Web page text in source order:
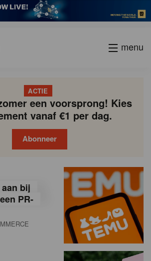
menu
ACTIE
een voorsprong! Kies
vanaf €1 per dag.
Abonneer
bij
PR-